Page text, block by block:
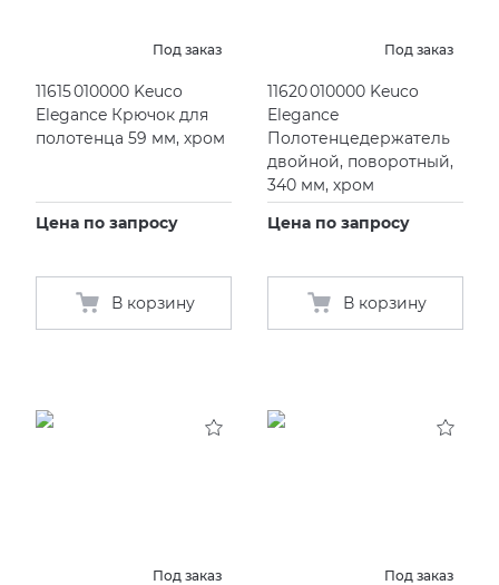
Под заказ
11615 010000 Keuco
Elegance Крючок для
полотенца 59 мм, хром
Цена по запросу
В корзину
Под заказ
11620 010000 Keuco
Elegance
Полотенцедержатель
двойной, поворотный,
340 мм, хром
Цена по запросу
В корзину
Под заказ Под заказ